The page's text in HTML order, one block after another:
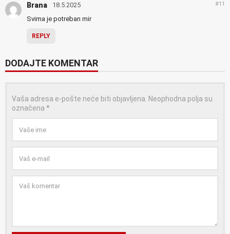
Brana 18.5.2025 #11
Svima je potreban mir
REPLY
DODAJTE KOMENTAR
Vaša adresa e-pošte neće biti objavljena. Neophodna polja su
označena *